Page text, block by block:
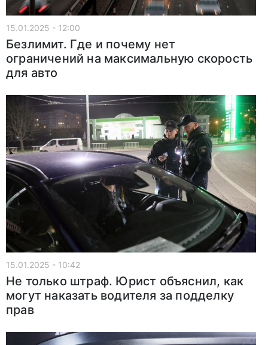
15.01.2025 - 12:00
Безлимит. Где и почему нет
ограничений на максимальную скорость
для авто
15.01.2025 - 10:42
Не только штраф. Юрист объяснил, как
могут наказать водителя за подделку
прав